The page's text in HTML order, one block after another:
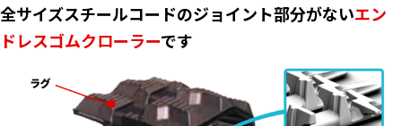
全サイズスチールコードのジョイント部分がないエン
ドレスゴムクローラーです